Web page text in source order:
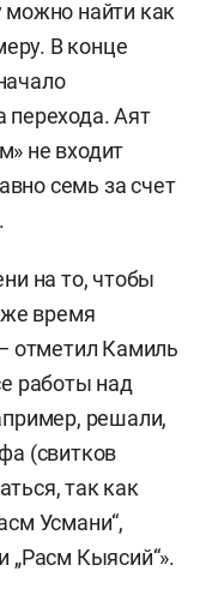
можно найти как
В конце
перехода. Аят
не входит
семь за счет
на то, чтобы
же время
отметил Камиль
работы над
решали,
(свитков
так как
Усмани“,
„Расм Кыясий“».